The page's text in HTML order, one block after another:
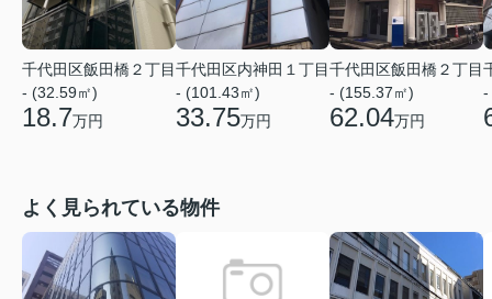
千代田区飯田橋２丁目
- (32.59㎡)
18.7万円
千代田区内神田１丁目
- (101.43㎡)
33.75万円
千代田区飯田橋２丁目
- (155.37㎡)
62.04万円
-
よく見られている物件